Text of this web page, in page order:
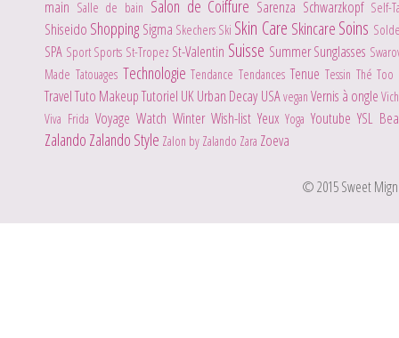
main Salle de bain Salon de Coiffure Sarenza Schwarzkopf Self-
Shiseido Shopping Sigma Skechers Ski Skin Care Skincare Soins
SPA Sport Sports St-Tropez St-Valentin Suisse SummerSunglasses
Made Tatouages TechnologieTendanceTendancesTenue Tessin Thé
TravelTuto MakeupTutoriel UKUrban Decay USAvegan Vernis à ongle
Viva Frida Voyage Watch Winter Wish-list Yeux Yoga Youtube YSL
Zalando Zalando Style Zalon by Zalando Zara Zoeva
© 2015 Sweet